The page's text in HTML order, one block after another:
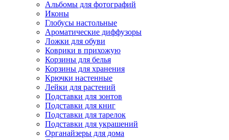
Альбомы для фотографий
Иконы
Глобусы настольные
Ароматические диффузоры
Ложки для обуви
Коврики в прихожую
Корзины для белья
Корзины для хранения
Крючки настенные
Лейки для растений
Подставки для зонтов
Подставки для книг
Подставки для тарелок
Подставки для украшений
Органайзеры для дома